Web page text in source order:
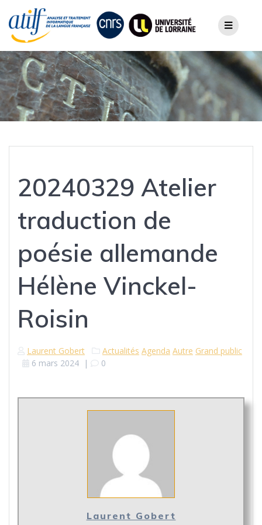
content
20240329 Atelier
traduction de
poésie allemande
Hélène Vinckel-
Roisin
Laurent Gobert Actualités Agenda Autre Grand public
6 mars 2024 | 0
Laurent Gobert